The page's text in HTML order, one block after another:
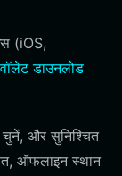
(iOS,
डाउनलोड
और सुनिश्चित
ऑफलाइन स्थान